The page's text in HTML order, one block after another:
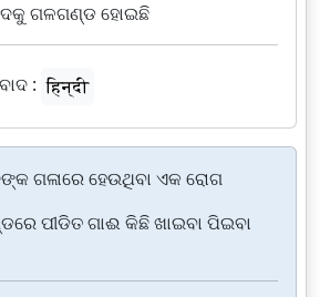
ଗଳଗଣ୍ଡ ହୋଇଛି
: हिन्दी
ଗଳାରେ ହେଉଥିବା ଏକ ରୋଗ
ପୀଡିତ ଗାଈ କିଛି ଖାଇବା ପିଇବା